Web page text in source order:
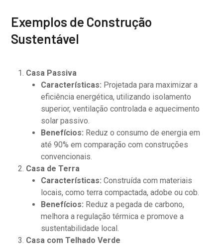
Exemplos de Construção
Sustentável
Casa Passiva
Características: Projetada para maximizar a
eficiência energética, utilizando isolamento
superior, ventilação controlada e aquecimento
solar passivo.
Benefícios: Reduz o consumo de energia em
até 90% em comparação com construções
convencionais.
Casa de Terra
Características: Construída com materiais
locais, como terra compactada, adobe ou cob.
Benefícios: Reduz a pegada de carbono,
melhora a regulação térmica e promove a
sustentabilidade local.
Casa com Telhado Verde